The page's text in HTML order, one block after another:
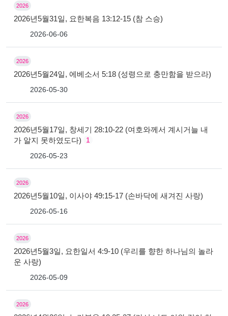
2026
2026년5월31일, 요한복음 13:12-15 (참 스승)
2026-06-06
2026
2026년5월24일, 에베소서 5:18 (성령으로 충만함을 받으라)
2026-05-30
2026
2026년5월17일, 창세기 28:10-22 (여호와께서 계시거늘 내
가 알지 못하였도다)
1
2026-05-23
2026
2026년5월10일, 이사야 49:15-17 (손바닥에 새겨진 사랑)
2026-05-16
2026
2026년5월3일, 요한일서 4:9-10 (우리를 향한 하나님의 놀라
운 사랑)
2026-05-09
2026